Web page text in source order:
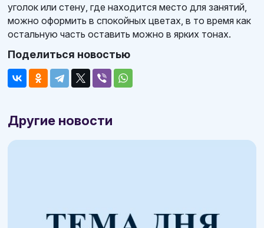
уголок или стену, где находится место для занятий,
можно оформить в спокойных цветах, в то время как
остальную часть оставить можно в ярких тонах.
Поделиться новостью
Другие новости